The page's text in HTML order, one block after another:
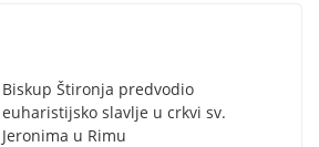
Biskup Štironja predvodio
euharistijsko slavlje u crkvi sv.
Jeronima u Rimu